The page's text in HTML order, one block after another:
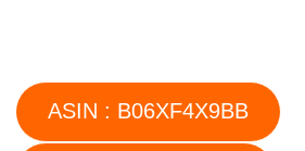
ASIN : B06XF4X9BB